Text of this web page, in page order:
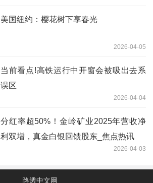
美国纽约：樱花树下享春光
2026-04-05
当前看点!高铁运行中开窗会被吸出去系
误区
2026-04-04
分红率超50%！金岭矿业2025年营收净
利双增，真金白银回馈股东_焦点热讯
2026-04-03
路透中文网